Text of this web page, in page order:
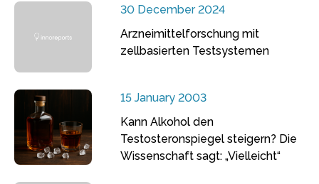
30 December 2024
Arzneimittelforschung mit
zellbasierten Testsystemen
15 January 2003
Kann Alkohol den
Testosteronspiegel steigern? Die
Wissenschaft sagt: „Vielleicht“